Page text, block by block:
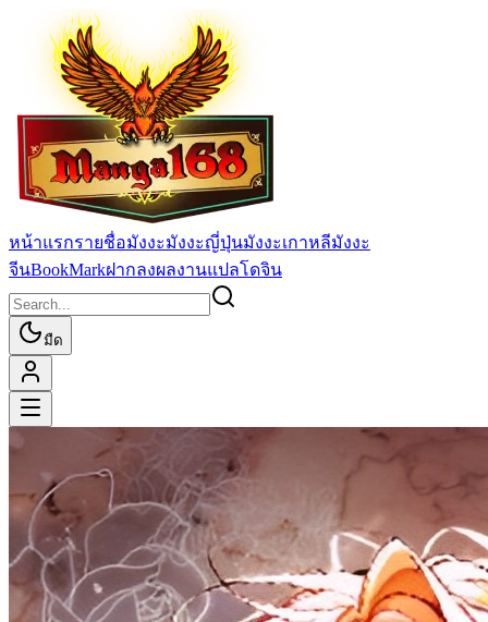
หน้าแรกรายชื่อมังงะมังงะญี่ปุ่นมังงะเกาหลีมังงะ
จีนBookMarkฝากลงผลงานแปลโดจิน
มืด